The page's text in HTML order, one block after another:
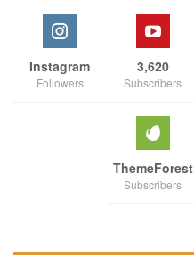
3,620
Subscribers
Instagram
Followers
ThemeForest
Subscribers